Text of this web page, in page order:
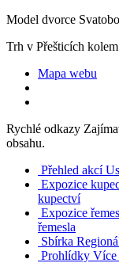
Model dvorce
Trh v Přešticích
Mapa webu
Rychlé odkazy
obsahu.
Přehled akcí
Expozice
kupectví
Expozice
řemesla
Sbírka
Prohlídky Více